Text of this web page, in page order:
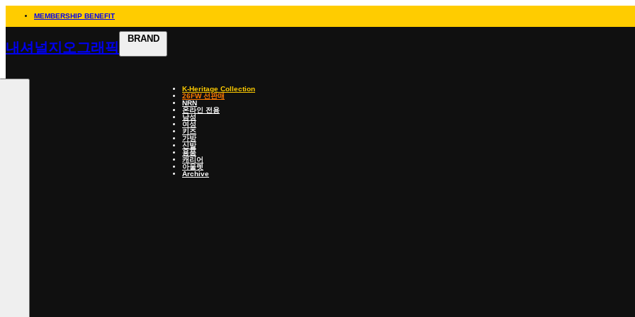
MEMBERSHIP BENEFIT
내셔널지오그래픽
BRAND
K-Heritage Collection
26FW 선판매
NRN
온라인 전용
남성
여성
키즈
가방
신발
용품
캐리어
아울렛
Archive